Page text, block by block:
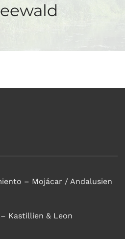
– Mojácar / Andalusien
Kastillien & Leon